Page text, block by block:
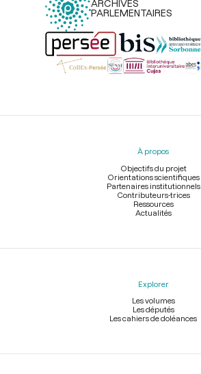
ARCHIVES
PARLEMENTAIRES
Menu
À propos
Objectifs du projet
Orientations scientifiques
Partenaires institutionnels
Contributeurs-trices
Ressources
Actualités
Explorer
Les volumes
Les députés
Les cahiers de doléances